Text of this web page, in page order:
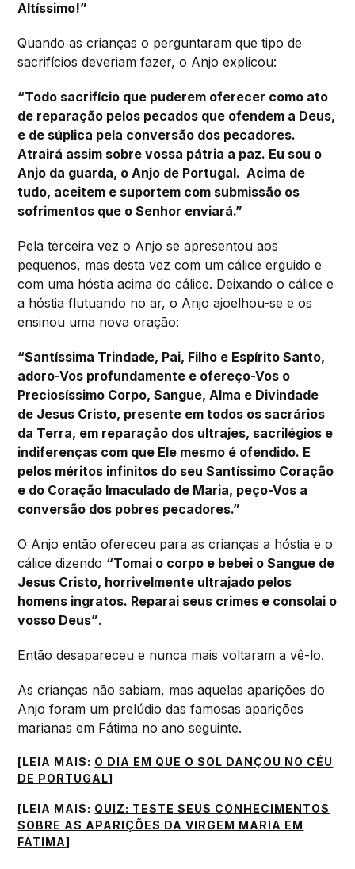
Altíssimo!”
Quando as crianças o perguntaram que tipo de
sacrifícios deveriam fazer, o Anjo explicou:
“Todo sacrifício que puderem oferecer como ato
de reparação pelos pecados que ofendem a Deus,
e de súplica pela conversão dos pecadores.
Atrairá assim sobre vossa pátria a paz. Eu sou o
Anjo da guarda, o Anjo de Portugal. Acima de
tudo, aceitem e suportem com submissão os
sofrimentos que o Senhor enviará.”
Pela terceira vez o Anjo se apresentou aos
pequenos, mas desta vez com um cálice erguido e
com uma hóstia acima do cálice. Deixando o cálice e
a hóstia flutuando no ar, o Anjo ajoelhou-se e os
ensinou uma nova oração:
“Santíssima Trindade, Pai, Filho e Espírito Santo,
adoro-Vos profundamente e ofereço-Vos o
Preciosíssimo Corpo, Sangue, Alma e Divindade
de Jesus Cristo, presente em todos os sacrários
da Terra, em reparação dos ultrajes, sacrilégios e
indiferenças com que Ele mesmo é ofendido. E
pelos méritos infinitos do seu Santíssimo Coração
e do Coração Imaculado de Maria, peço-Vos a
conversão dos pobres pecadores.”
O Anjo então ofereceu para as crianças a hóstia e o
cálice dizendo “Tomai o corpo e bebei o Sangue de
Jesus Cristo, horrivelmente ultrajado pelos
homens ingratos. Reparai seus crimes e consolai o
vosso Deus”.
Então desapareceu e nunca mais voltaram a vê-lo.
As crianças não sabiam, mas aquelas aparições do
Anjo foram um prelúdio das famosas aparições
marianas em Fátima no ano seguinte.
[LEIA MAIS: O DIA EM QUE O SOL DANÇOU NO CÉU
DE PORTUGAL]
[LEIA MAIS: QUIZ: TESTE SEUS CONHECIMENTOS
SOBRE AS APARIÇÕES DA VIRGEM MARIA EM
FÁTIMA]